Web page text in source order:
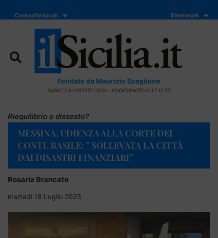
Cronache locali Il Network
Fondato da Maurizio Scaglione
SABATO 8 AGOSTO 2026 - AGGIORNATO ALLE 12:53
Riequilibrio o dissesto?
MESSINA, UDIENZA ALLA CORTE DEI
CONTI. BASILE: ” SOLLEVATA LA CITTÀ
DAI DISASTRI FINANZIARI”
Rosaria Brancato
martedì 18 Luglio 2023